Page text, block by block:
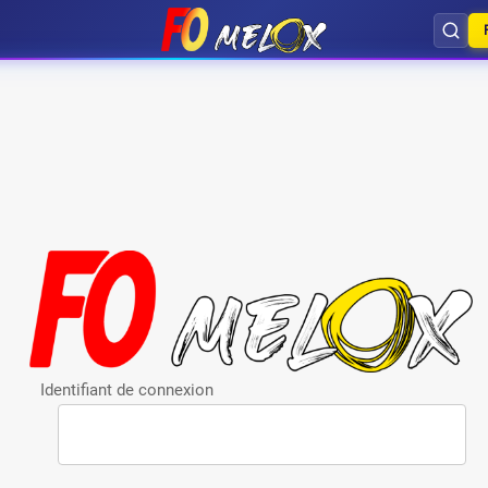
Identifiant de connexion